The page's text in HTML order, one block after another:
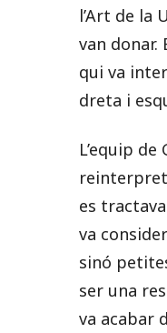
l’Art de la
van donar.
qui va
dreta i
L’equip
es
va
sinó
ser una
va acabar